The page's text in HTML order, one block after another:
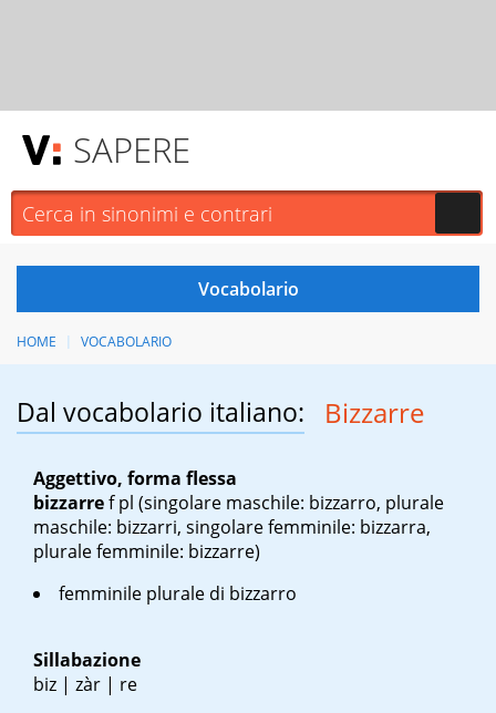
SAPERE
HOME VOCABOLARIO
Dal vocabolario italiano: Bizzarre
Aggettivo, forma flessa
bizzarref pl (singolare maschile: bizzarro, plurale
maschile: bizzarri, singolare femminile: bizzarra,
plurale femminile: bizzarre)
femminile plurale di bizzarro
Sillabazione
biz | zàr | re